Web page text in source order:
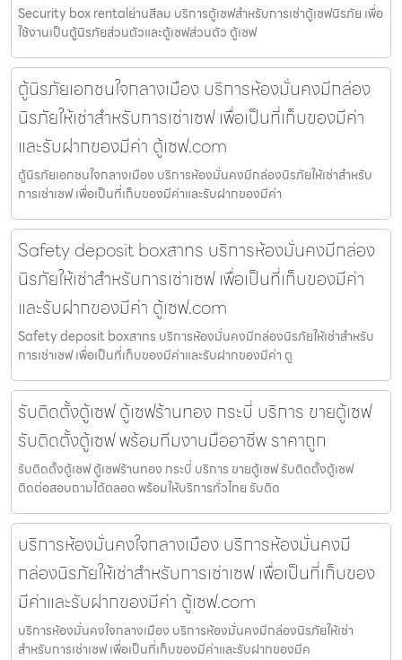
Security box rentalย่านสีลม บริการตู้เซฟสำหรับการเช่าตู้เซฟนิรภัย เพื่อ
ใช้งานเป็นตู้นิรภัยส่วนตัวและตู้เซฟส่วนตัว ตู้เซฟ
ตู้นิรภัยเอกชนใจกลางเมือง บริการห้องมั่นคงมีกล่อง
นิรภัยให้เช่าสำหรับการเช่าเซฟ เพื่อเป็นที่เก็บของมีค่า
และรับฝากของมีค่า ตู้เซฟ.com
ตู้นิรภัยเอกชนใจกลางเมือง บริการห้องมั่นคงมีกล่องนิรภัยให้เช่าสำหรับ
การเช่าเซฟ เพื่อเป็นที่เก็บของมีค่าและรับฝากของมีค่า
Safety deposit boxสาทร บริการห้องมั่นคงมีกล่อง
นิรภัยให้เช่าสำหรับการเช่าเซฟ เพื่อเป็นที่เก็บของมีค่า
และรับฝากของมีค่า ตู้เซฟ.com
Safety deposit boxสาทร บริการห้องมั่นคงมีกล่องนิรภัยให้เช่าสำหรับ
การเช่าเซฟ เพื่อเป็นที่เก็บของมีค่าและรับฝากของมีค่า ตู
รับติดตั้งตู้เซฟ ตู้เซฟร้านทอง กระบี่ บริการ ขายตู้เซฟ
รับติดตั้งตู้เซฟ พร้อมทีมงานมืออาชีพ ราคาถูก
รับติดตั้งตู้เซฟ ตู้เซฟร้านทอง กระบี่ บริการ ขายตู้เซฟ รับติดตั้งตู้เซฟ
ติดต่อสอบถามได้ตลอด พร้อมให้บริการทั่วไทย รับติด
บริการห้องมั่นคงใจกลางเมือง บริการห้องมั่นคงมี
กล่องนิรภัยให้เช่าสำหรับการเช่าเซฟ เพื่อเป็นที่เก็บของ
มีค่าและรับฝากของมีค่า ตู้เซฟ.com
บริการห้องมั่นคงใจกลางเมือง บริการห้องมั่นคงมีกล่องนิรภัยให้เช่า
สำหรับการเช่าเซฟ เพื่อเป็นที่เก็บของมีค่าและรับฝากของมีค